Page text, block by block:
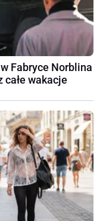
Fabryce Norblina
wakacje